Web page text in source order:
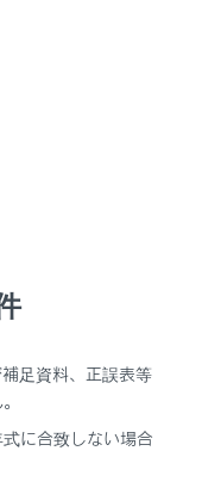
給油扉が開かない
とができます。
足資料、正誤表等
に合致しない場合